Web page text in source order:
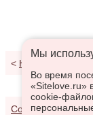
< К результатам
Соглашение о
Мы
Во время
«Sitelove.ru»
cookie-